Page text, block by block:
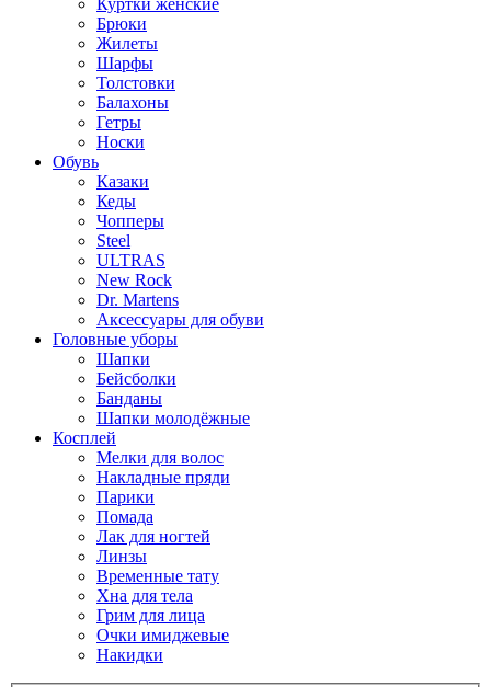
Куртки женские
Брюки
Жилеты
Шарфы
Толстовки
Балахоны
Гетры
Носки
Обувь
Казаки
Кеды
Чопперы
Steel
ULTRAS
New Rock
Dr. Martens
Аксессуары для обуви
Головные уборы
Шапки
Бейсболки
Банданы
Шапки молодёжные
Косплей
Мелки для волос
Накладные пряди
Парики
Помада
Лак для ногтей
Линзы
Временные тату
Хна для тела
Грим для лица
Очки имиджевые
Накидки